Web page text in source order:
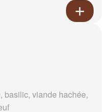
basilic, viande hachée,